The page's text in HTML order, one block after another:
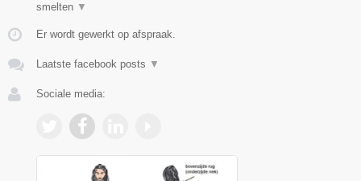
smelten ▼
Er wordt gewerkt op afspraak.
Laatste facebook posts ▼
Sociale media: